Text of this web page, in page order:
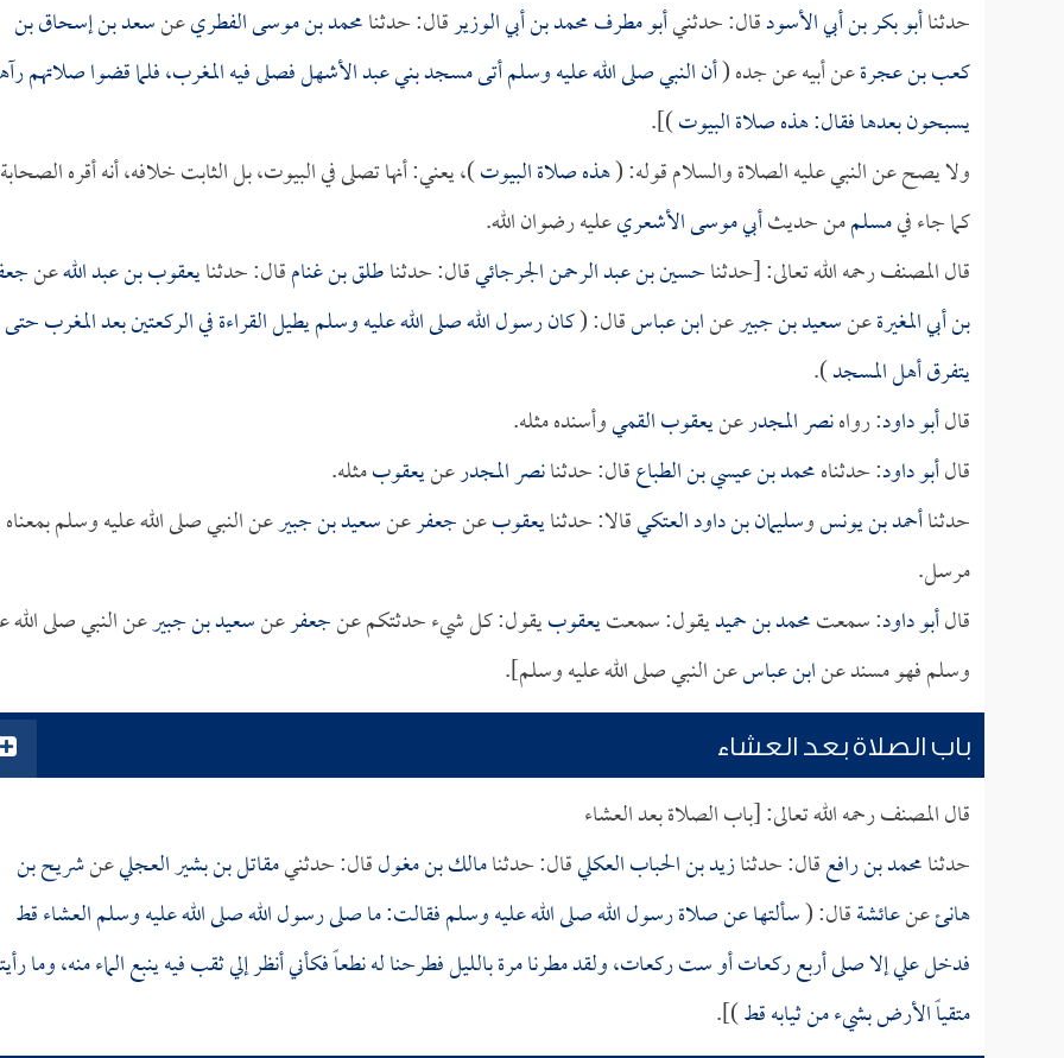
حدثناأبو بكر بن أبي الأسودقال: حدثنيأبو مطرف محمد بن أبي الوزيرقال: حدثنامحمد بن موسى الفطريعنسعد بن إسحاق بن
كعب بن عجرةعن أبيه عن جده (أن النبي صلى الله عليه وسلم أتى مسجد بني عبد الأشهل فصلى فيه المغرب، فلما قضوا صلاتهم
يسبحون بعدها فقال: هذه صلاة البيوت)].
ولا يصح عن النبي عليه الصلاة والسلام قوله: (هذه صلاة البيوت)، يعني: أنها تصلى في البيوت، بل الثابت خلافه، أنه أقره الصحابة
كما جاء فيمسلممن حديثأبي موسى الأشعريعليه رضوان الله.
قال المصنف رحمه الله تعالى: [حدثناحسين بن عبد الرحمن الجرجائيقال: حدثناطلق بن غنامقال: حدثنايعقوب بن عبد اللهعن
بن أبي المغيرةعنسعيد بن جبيرعنابن عباسقال: (كان رسول الله صلى الله عليه وسلم يطيل القراءة في الركعتين بعد المغرب حتى
يتفرق أهل المسجد).
قالأبو داود: رواهنصر المجدرعنيعقوب القميوأسنده مثله.
قالأبو داود: حدثناهمحمد بن عيسي بن الطباعقال: حدثنانصر المجدرعنيعقوبمثله.
حدثناأحمد بن يونسوسليمان بن داود العتكيقالا: حدثنايعقوبعنجعفرعنسعيد بن جبيرعن النبي صلى الله عليه وسلم بمعناه
مرسل.
قالأبو داود: سمعتمحمد بن حميديقول: سمعتيعقوبيقول: كل شيء حدثتكم عنجعفرعنسعيد بن جبيرعن النبي صلى الله
وسلم فهو مسند عنابن عباسعن النبي صلى الله عليه وسلم].
باب الصلاة بعد العشاء
قال المصنف رحمه الله تعالى: [باب الصلاة بعد العشاء
حدثنامحمد بن رافعقال: حدثنازيد بن الحباب العكليقال: حدثنامالك بن مغولقال: حدثنيمقاتل بن بشير العجليعنشريح بن
هانئعنعائشةقال: (سألتها عن صلاة رسول الله صلى الله عليه وسلم فقالت: ما صلى رسول الله صلى الله عليه وسلم العشاء قط
فدخل علي إلا صلى أربع ركعات أو ست ركعات، ولقد مطرنا مرة بالليل فطرحنا له نطعاً فكأني أنظر إلي ثقب فيه ينبع الماء منه، وما
متقياً الأرض بشيء من ثيابه قط)].